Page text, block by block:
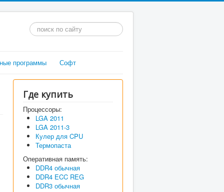
Искать...
программы Софт
Где купить
Процессоры:
LGA 2011
LGA 2011-3
Кулер для CPU
Термопаста
Оперативная память:
DDR4 обычная
DDR4 ECC REG
DDR3 обычная